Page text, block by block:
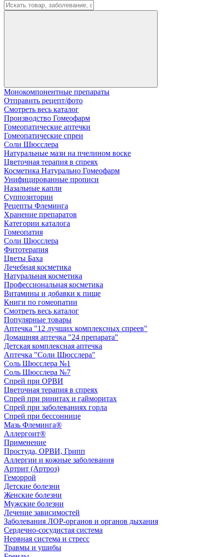
Монокомпонентные препараты
Отправить рецепт/фото
Смотреть весь каталог
Производство Гомеофарм
Гомеопатические аптечки
Гомеопатические спреи
Соли Шюсслера
Натуральные мази на пчелином воске
Цветочная терапия в спреях
Косметика Натурально Гомеофарм
Унифицированные прописи
Назальные капли
Суппозитории
Рецепты Флеминга
Хранение препаратов
Категории каталога
Гомеопатия
Соли Шюсслера
Фитотерапия
Цветы Баха
Лечебная косметика
Натуральная косметика
Профессиональная косметика
Витамины и добавки к пище
Книги по гомеопатии
Смотреть весь каталог
Популярные товары
Аптечка "12 лучших комплексных спреев"
Домашняя аптечка "24 препарата"
Детская комплексная аптечка
Аптечка "Соли Шюсслера"
Соль Шюсслера №1
Соль Шюсслера №7
Спрей при ОРВИ
Цветочная терапия в спреях
Спрей при ринитах и гайморитах
Спрей при заболеваниях горла
Спрей при бессоннице
Мазь Флеминга®
Аллергоит®
Применение
Простуда, ОРВИ, Грипп
Аллергии и кожные заболевания
Артрит (Артроз)
Геморрой
Детские болезни
Женские болезни
Мужские болезни
Лечение зависимостей
Заболевания ЛОР-органов и органов дыхания
Сердечно-сосудистая система
Нервная система и стресс
Травмы и ушибы